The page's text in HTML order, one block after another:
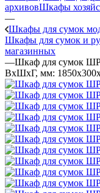
архивовШкафы
—
Шкафы для сумок
Шкафы для сумок и
магазинных
—Шкаф для сумок
ВхШхГ, мм: